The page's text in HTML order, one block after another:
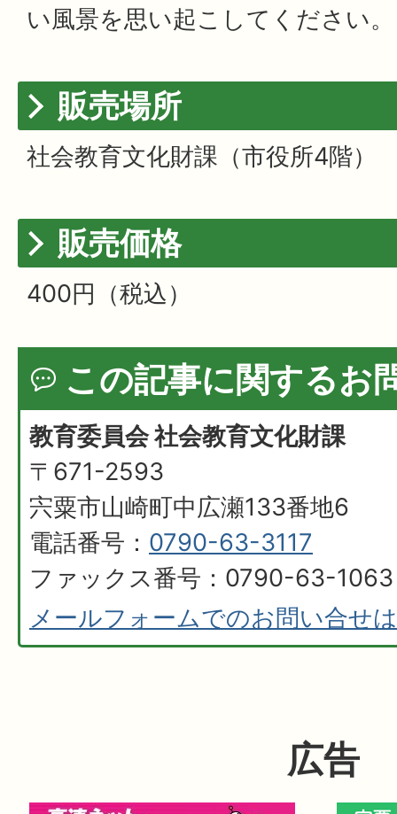
い風景を思い起こしてください。
販売場所
社会教育文化財課（市役所4階）
販売価格
400円（税込）
この記事に関するお
教育委員会 社会教育文化財課
〒671-2593
宍粟市山崎町中広瀬133番地6
電話番号： 0790-63-3117
ファックス番号：0790-63-1063
メールフォームでのお問い合せ
広告